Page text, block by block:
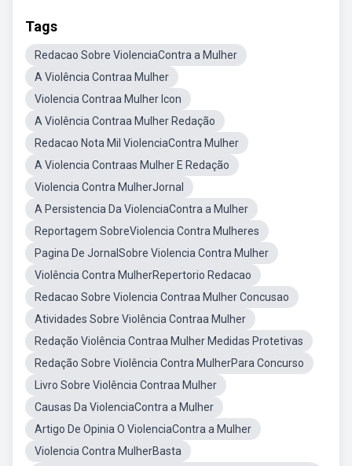
Tags
Redacao Sobre ViolenciaContra a Mulher
A Violência Contraa Mulher
Violencia Contraa Mulher Icon
A Violência Contraa Mulher Redação
Redacao Nota Mil ViolenciaContra Mulher
A Violencia Contraas Mulher E Redação
Violencia Contra MulherJornal
A Persistencia Da ViolenciaContra a Mulher
Reportagem SobreViolencia Contra Mulheres
Pagina De JornalSobre Violencia Contra Mulher
Violência Contra MulherRepertorio Redacao
Redacao Sobre Violencia Contraa Mulher Concusao
Atividades Sobre Violência Contraa Mulher
Redação Violência Contraa Mulher Medidas Protetivas
Redação Sobre Violência Contra MulherPara Concurso
Livro Sobre Violência Contraa Mulher
Causas Da ViolenciaContra a Mulher
Artigo De Opinia O ViolenciaContra a Mulher
Violencia Contra MulherBasta